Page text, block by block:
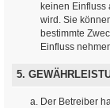
keinen Einfluss
wird. Sie
bestimmte
Einfluss
5.
Der Betreiber